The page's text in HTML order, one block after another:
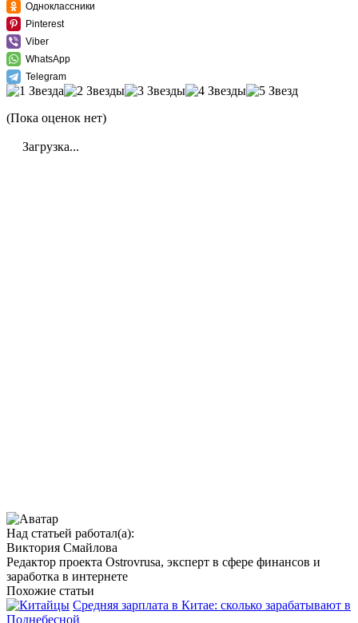
Одноклассники
Pinterest
Viber
WhatsApp
Telegram
(Пока оценок нет)
Загрузка...
Над статьей работал(а):
Виктория Смайлова
Редактор проекта Ostrovrusa, эксперт в сфере финансов и
заработка в интернете
Похожие статьи
Средняя зарплата в Китае: сколько зарабатывают в
Поднебесной